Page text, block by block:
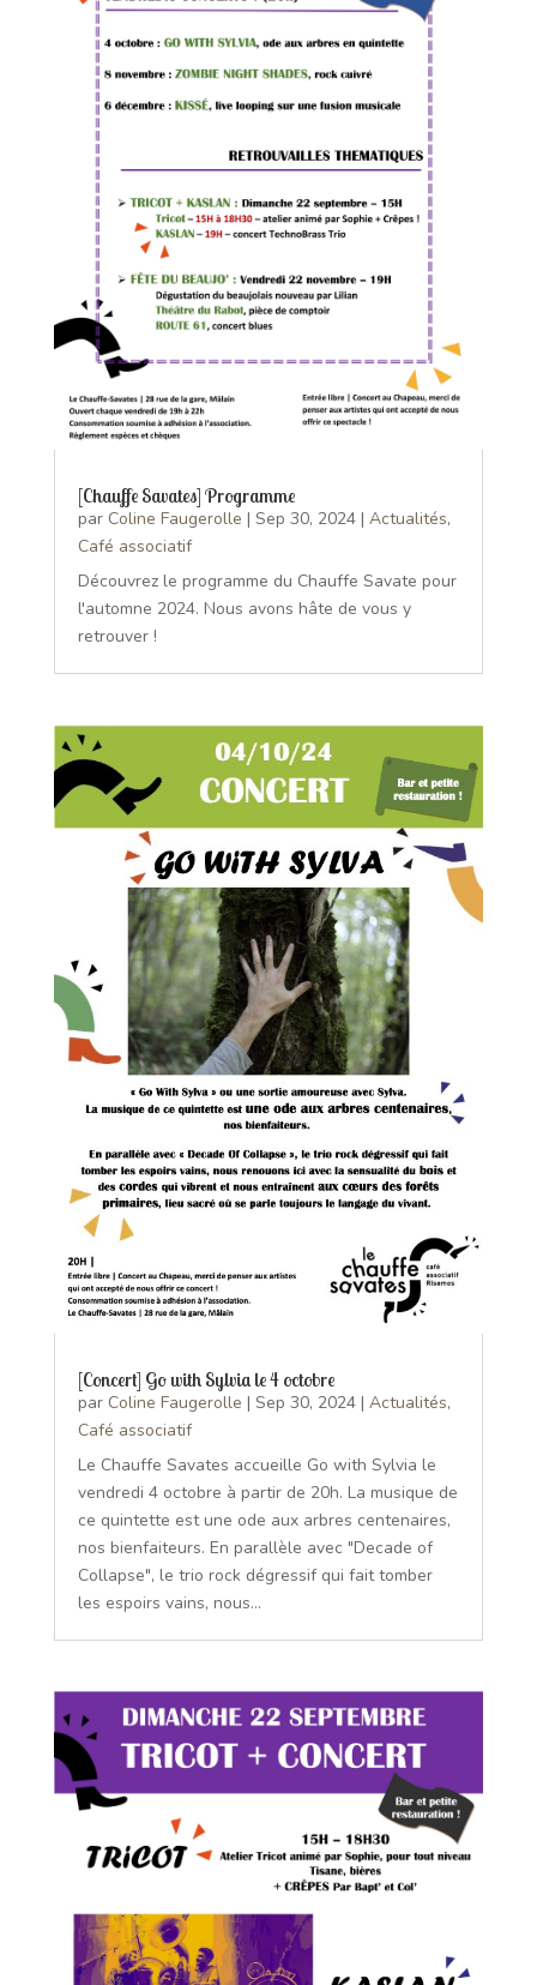
[Chauffe Savates] Programme
par Coline Faugerolle | Sep 30, 2024| Actualités,
Café associatif
Découvrez le programme du Chauffe Savate pour
l'automne 2024. Nous avons hâte de vous y
retrouver !
[Concert] Go with Sylvia le 4 octobre
par Coline Faugerolle | Sep 30, 2024| Actualités,
Café associatif
Le Chauffe Savates accueille Go with Sylvia le
vendredi 4 octobre à partir de 20h. La musique de
ce quintette est une ode aux arbres centenaires,
nos bienfaiteurs. En parallèle avec "Decade of
Collapse", le trio rock dégressif qui fait tomber
les espoirs vains, nous...